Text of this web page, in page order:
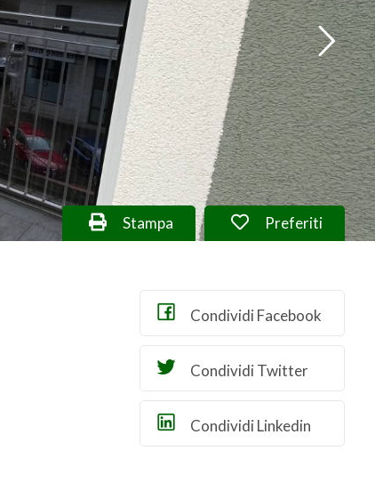
Preferiti
Stampa
Condividi Facebook
Condividi Twitter
Condividi Linkedin